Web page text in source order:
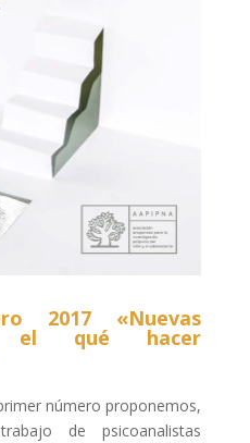
2017 «Nuevas
el qué hacer
número proponemos,
de psicoanalistas